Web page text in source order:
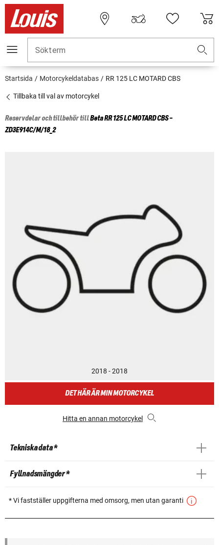
Sökterm
Startsida Motorcykeldatabas RR 125 LC MOTARD CBS
Tillbaka till val av motorcykel
Reservdelar och tillbehör tillBetaRR 125 LC MOTARD CBS -
ZD3E914C/M/18_2
2018 - 2018
DET HÄR ÄR MIN MOTORCYKEL
Hitta en annan motorcykel
Tekniska data *
Fyllnadsmängder *
* Vi fastställer uppgifterna med omsorg, men utan garanti